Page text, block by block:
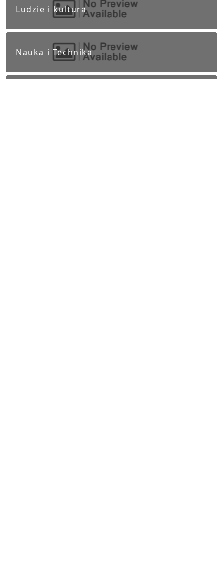
Ludzie i kultura
Nauka i Technika